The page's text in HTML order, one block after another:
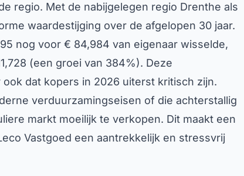
regio. Met de nabijgelegen regio Drenthe als
waardestijging over de afgelopen 30 jaar.
nog voor € 84,984 van eigenaar wisselde,
(een groei van 384%). Deze
dat kopers in 2026 uiterst kritisch zijn.
verduurzamingseisen of die achterstallig
markt moeilijk te verkopen. Dit maakt een
Vastgoed een aantrekkelijk en stressvrij